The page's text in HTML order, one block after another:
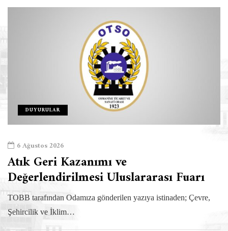
DUYURULAR
6 Ağustos 2026
Atık Geri Kazanımı ve
Değerlendirilmesi Uluslararası Fuarı
TOBB tarafından Odamıza gönderilen yazıya istinaden; Çevre,
Şehircilik ve İklim…